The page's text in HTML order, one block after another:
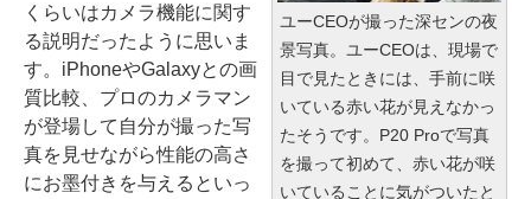
ユーCEOが撮った深センの夜
景写真。ユーCEOは、現場で
目で見たときには、手前に咲
いている赤い花が見えなかっ
たそうです。P20 Proで写真
を撮って初めて、赤い花が咲
いていることに気がついたと
くらいはカメラ機能に関す
る説明だったように思いま
す。iPhoneやGalaxyとの画
質比較、プロのカメラマン
が登場して自分が撮った写
真を見せながら性能の高さ
にお墨付きを与えるといっ